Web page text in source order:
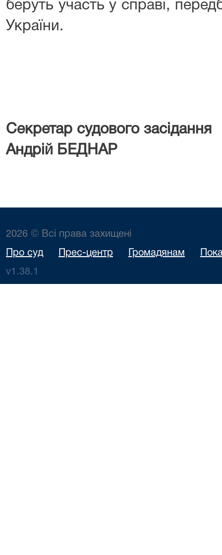
беруть участь у справі,
України.
Секретар судового
Андрій БЕДНАР
2026 © Всі права захищені
Про суд Прес-центр Громадянам
v1.38.1